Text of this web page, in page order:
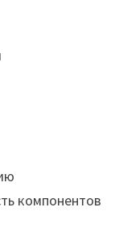
компонентов